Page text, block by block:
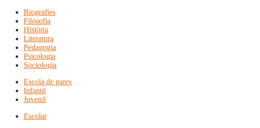
Biografies
Filosofia
Història
Literatura
Pedagogia
Psicologia
Sociologia
Escola de pares
Infantil
Juvenil
Escolar